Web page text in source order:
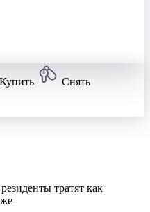
Купить Снять
тратят как